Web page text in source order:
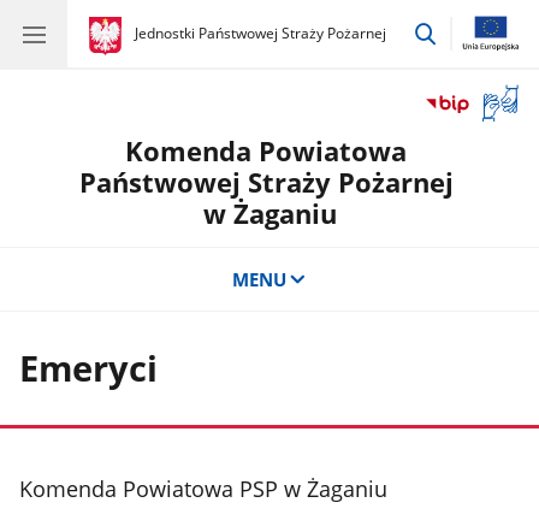
gov.pl
Jednostki Państwowej Straży Pożarnej
gov.pl
Jednostki
przejdź
okno
Komenda Powiatowa
Państwowej Straży Pożarnej
w Żaganiu
MENU
Emeryci
stopka
Komenda Powiatowa PSP w Żaganiu